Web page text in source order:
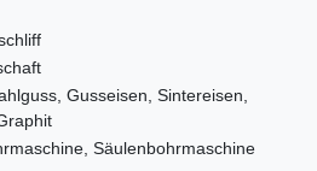
Gusseisen, Sintereisen,
Säulenbohrmaschine